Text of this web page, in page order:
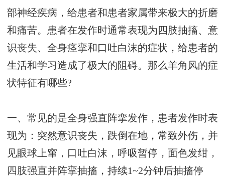
部神经疾病，给患者和患者家属带来极大的折磨
和痛苦。患者在发作时通常表现为四肢抽搐、意
识丧失、全身痉挛和口吐白沫的症状，给患者的
生活和学习造成了极大的阻碍。那么羊角风的症
状特征有哪些?
一、常见的是全身强直阵挛发作，患者发作时表
现为：突然意识丧失，跌倒在地，常致外伤，并
见眼球上窜，口吐白沫，呼吸暂停，面色发绀，
四肢强直并阵挛抽搐，持续1~2分钟后抽搐停